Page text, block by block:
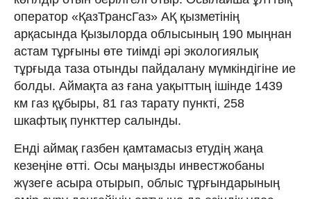
оператор «ҚазТрансГаз» АҚ қызметінің
арқасында Қызылорда облысының 190 мыңнан
астам тұрғыны өте тиімді әрі экологиялық
тұрғыда таза отынды пайдалану мүмкіндігіне ие
болды. Аймақта аз ғана уақыттың ішінде 1439
км газ құбыры, 81 газ тарату пункті, 258
шкафтық пункттер салынды.
Енді аймақ газбен қамтамасыз етудің жаңа
кезеңіне өтті. Осы маңызды инвестжобаны
жүзеге асыра отырып, облыс тұрғындарының